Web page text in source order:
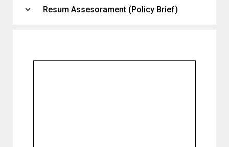
expand_more Resum Assesorament (Policy Brief)